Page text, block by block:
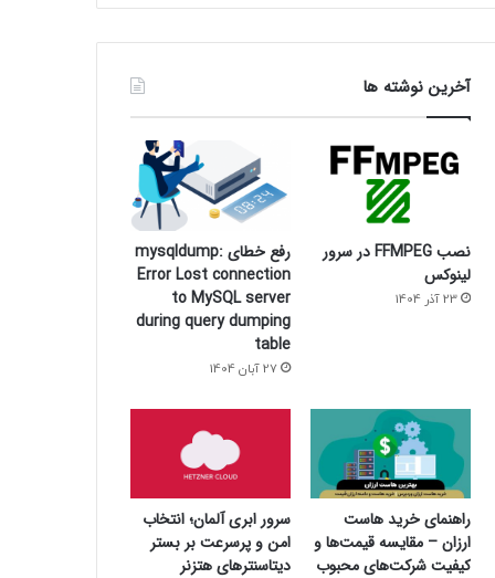
آخرین نوشته ها
نصب FFMPEG در سرور
لینوکس
23 آذر 1404
رفع خطای mysqldump:
Error Lost connection
to MySQL server
during query dumping
table
27 آبان 1404
راهنمای خرید هاست
ارزان – مقایسه قیمت‌ها و
کیفیت شرکت‌های محبوب
سرور ابری آلمان؛ انتخاب
امن و پرسرعت بر بستر
دیتاسنترهای هتزنر